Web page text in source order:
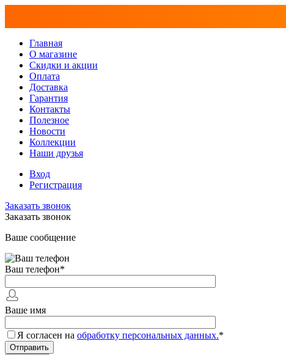
Главная
О магазине
Скидки и акции
Оплата
Доставка
Гарантия
Контакты
Полезное
Новости
Коллекции
Наши друзья
Вход
Регистрация
Заказать звонок
Заказать звонок
Ваше сообщение
Ваш телефон*
Ваше имя
Я согласен на обработку персональных данных.*